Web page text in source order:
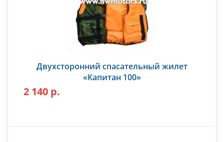
Двухсторонний спасательный жилет
«Капитан 100»
2 140 р.